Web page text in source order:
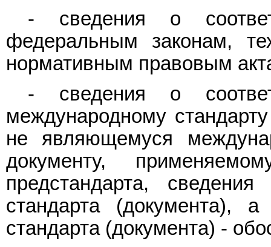
- сведения о
федеральным законам,
нормативным правовым
- сведения о
международному
не являющемуся
документу,
предстандарта,
стандарта (документа),
стандарта (документа) -